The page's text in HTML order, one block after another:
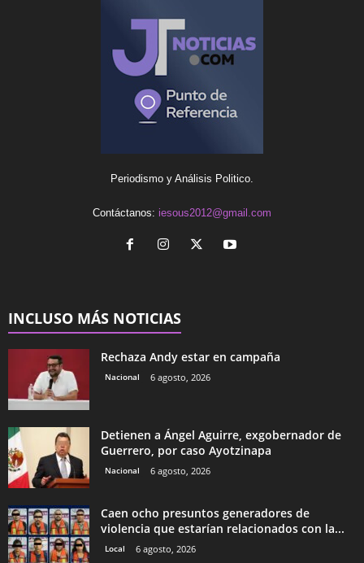
Periodismo y Análisis Politico.
Contáctanos: iesous2012@gmail.com
INCLUSO MÁS NOTICIAS
Rechaza Andy estar en campaña
Nacional 6 agosto, 2026
Detienen a Ángel Aguirre, exgobernador de
Guerrero, por caso Ayotzinapa
Nacional 6 agosto, 2026
Caen ocho presuntos generadores de
violencia que estarían relacionados con la...
Local 6 agosto, 2026